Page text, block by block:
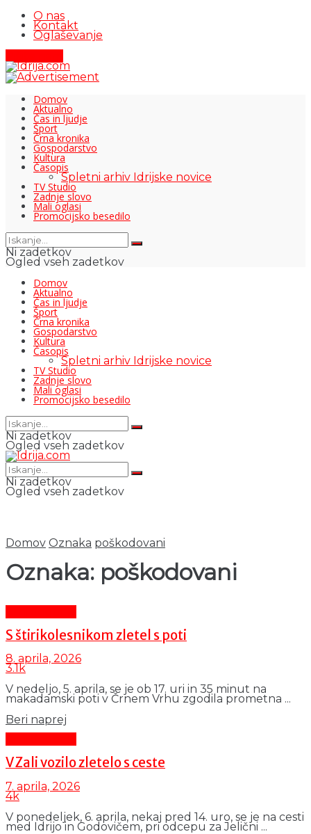
O nas
Kontakt
Oglaševanje
Domov
Aktualno
Čas in ljudje
Šport
Črna kronika
Gospodarstvo
Kultura
Časopis
Spletni arhiv Idrijske novice
TV Studio
Zadnje slovo
Mali oglasi
Promocijsko besedilo
Ni zadetkov
Ogled vseh zadetkov
Domov
Aktualno
Čas in ljudje
Šport
Črna kronika
Gospodarstvo
Kultura
Časopis
Spletni arhiv Idrijske novice
TV Studio
Zadnje slovo
Mali oglasi
Promocijsko besedilo
Ni zadetkov
Ogled vseh zadetkov
Ni zadetkov
Ogled vseh zadetkov
Domov Oznaka poškodovani
Oznaka: poškodovani
S štirikolesnikom zletel s poti
8. aprila, 2026
3.1k
V nedeljo, 5. aprila, se je ob 17. uri in 35 minut na
makadamski poti v Črnem Vrhu zgodila prometna ...
Beri naprej
V Zali vozilo zletelo s ceste
7. aprila, 2026
4k
V ponedeljek, 6. aprila, nekaj pred 14. uro, se je na cesti
med Idrijo in Godovičem, pri odcepu za Jelični ...